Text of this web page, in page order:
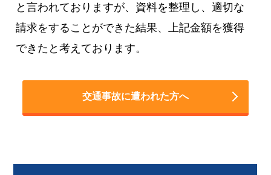
と言われておりますが、資料を整理し、適切な
請求をすることができた結果、上記金額を獲得
できたと考えております。
交通事故に遭われた方へ